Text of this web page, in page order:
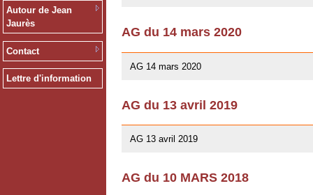
Autour de Jean
Jaurès
Contact
Lettre d'information
AG du 14 mars 2020
AG 14 mars 2020
AG du 13 avril 2019
AG 13 avril 2019
AG du 10 MARS 2018